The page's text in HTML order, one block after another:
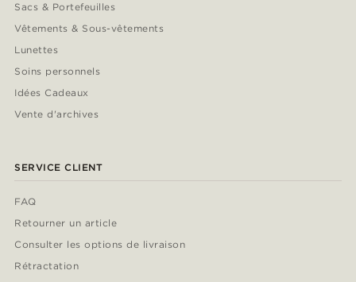
Sacs & Portefeuilles
Vêtements & Sous-vêtements
Lunettes
Soins personnels
Idées Cadeaux
Vente d'archives
SERVICE CLIENT
FAQ
Retourner un article
Consulter les options de livraison
Rétractation